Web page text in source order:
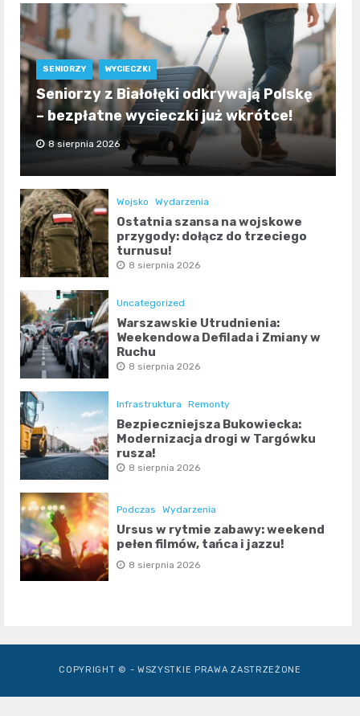
SENIORZY WYCIECZKI
Seniorzy z Białołęki odkrywają Polskę
– bezpłatne wycieczki już wkrótce!
8 sierpnia 2026
Wojsko Wydarzenia
Ostatnia szansa na wojskowe
przygody: dołącz do trzeciego
turnusu!
8 sierpnia 2026
Uncategorized
Warszawskie Utrudnienia:
Weekendowa Defilada i Zmiany w
Ruchu
8 sierpnia 2026
Infrastruktura Remonty
Bezpieczniejsza Bukowiecka:
Modernizacja drogi w Targówku
rusza!
8 sierpnia 2026
Podczas Wydarzenia
Ursus w rytmie zabawy: weekend
pełen filmów, tańca i jazzu!
8 sierpnia 2026
COPYRIGHT © - WSZYSTKIE PRAWA ZASTRZEŻONE